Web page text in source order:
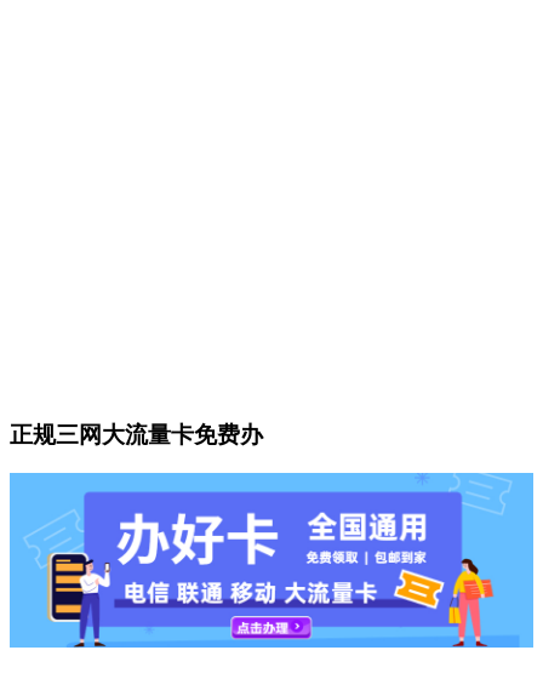
正规三网大流量卡免费办